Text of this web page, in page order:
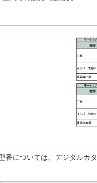
番については、デジタルカ